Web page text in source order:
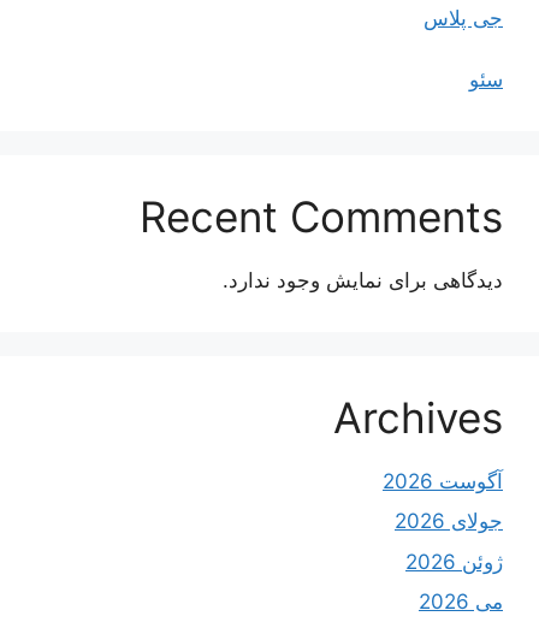
جی پلاس
سئو
Recent Comments
دیدگاهی برای نمایش وجود ندارد.
Archives
آگوست 2026
جولای 2026
ژوئن 2026
می 2026